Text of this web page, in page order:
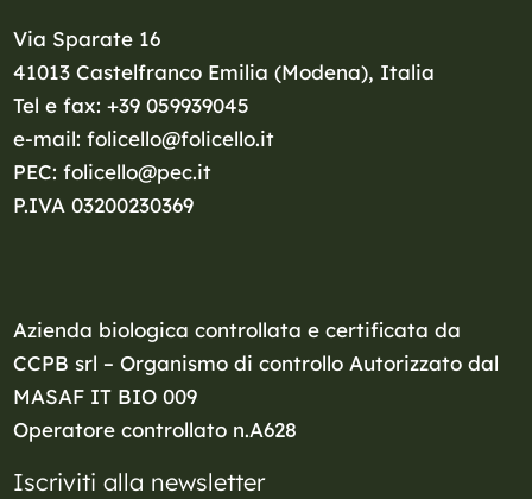
Via Sparate 16
41013 Castelfranco Emilia (Modena), Italia
Tel e fax: +39 059939045
e-mail: folicello@folicello.it
PEC: folicello@pec.it
P.IVA 03200230369
Azienda biologica controllata e certificata da
CCPB srl – Organismo di controllo Autorizzato dal
MASAF IT BIO 009
Operatore controllato n.A628
Iscriviti alla newsletter